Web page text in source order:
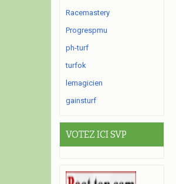
Racemastery
Progrespmu
ph-turf
turfok
lemagicien
gainsturf
VOTEZ ICI SVP